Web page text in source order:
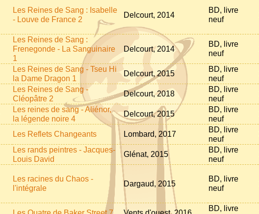
Les Reines de Sang : Isabelle
- Louve de France 2
Delcourt, 2014
BD, livre
neuf
Les Reines de Sang :
Frenegonde - La Sanguinaire
1
Delcourt, 2014
BD, livre
neuf
Les Reines de Sang - Tseu Hi
la Dame Dragon 1
Delcourt, 2015
BD, livre
neuf
Les Reines de Sang -
Cléopâtre 2
Delcourt, 2018
BD, livre
neuf
Les reines de sang - Aliénor,
la légende noire 4
Delcourt, 2015
BD, livre
neuf
Les Reflets Changeants Lombard, 2017
BD, livre
neuf
Les rands peintres - Jacques-
Louis David
Glénat, 2015
BD, livre
neuf
Les racines du Chaos -
l'intégrale
Dargaud, 2015
BD, livre
neuf
BD, livre